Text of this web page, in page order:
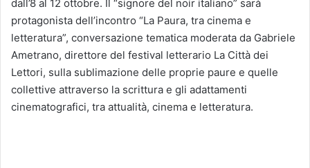
dall’8 al 12 ottobre. Il “signore del noir italiano” sarà
protagonista dell’incontro “La Paura, tra cinema e
letteratura”, conversazione tematica moderata da Gabriele
Ametrano, direttore del festival letterario La Città dei
Lettori, sulla sublimazione delle proprie paure e quelle
collettive attraverso la scrittura e gli adattamenti
cinematografici, tra attualità, cinema e letteratura.